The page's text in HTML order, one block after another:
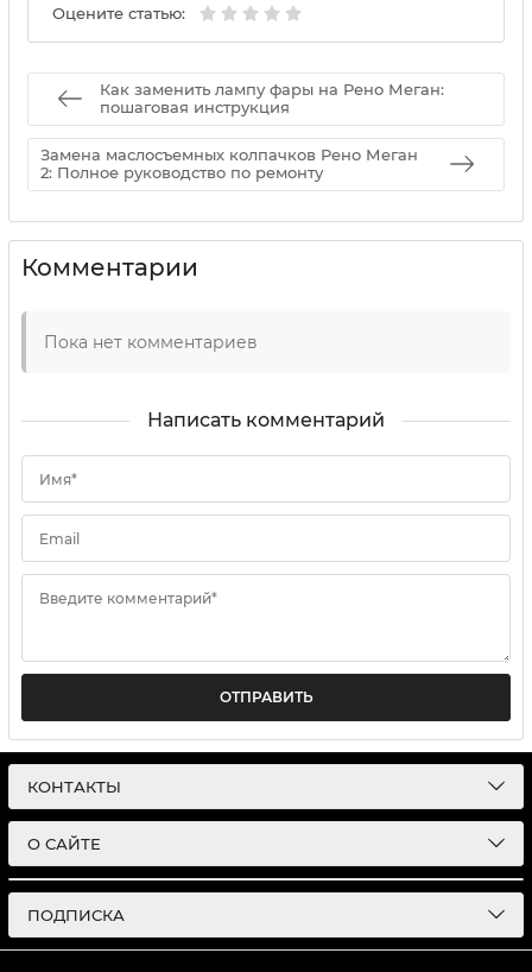
Оцените статью:
Как заменить лампу фары на Рено Меган:
пошаговая инструкция
Замена маслосъемных колпачков Рено Меган
2: Полное руководство по ремонту
Комментарии
Пока нет комментариев
Написать комментарий
Имя*
Email
Введите комментарий*
ОТПРАВИТЬ
КОНТАКТЫ
О САЙТЕ
ПОДПИСКА